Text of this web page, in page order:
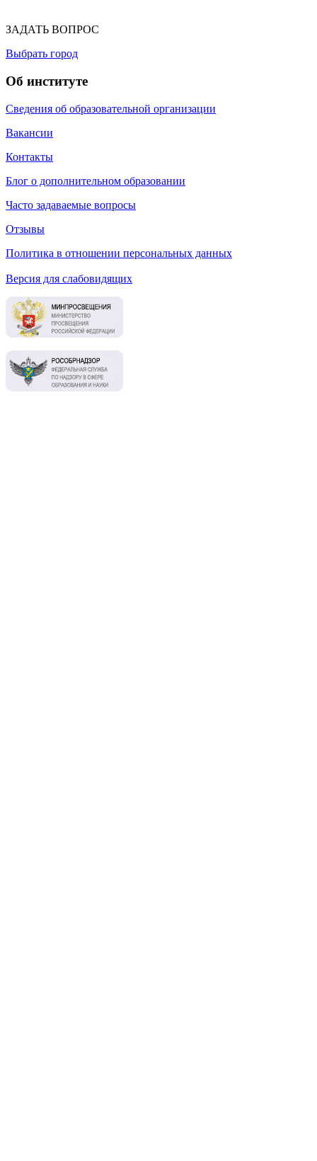
ЗАДАТЬ ВОПРОС
Выбрать город
Об институте
Сведения об образовательной организации
Вакансии
Контакты
Блог о дополнительном образовании
Часто задаваемые вопросы
Отзывы
Политика в отношении персональных данных
Версия для слабовидящих